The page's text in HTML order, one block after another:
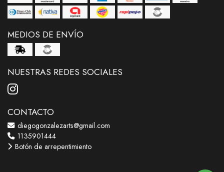
MEDIOS DE ENVÍO
NUESTRAS REDES SOCIALES
CONTACTO
diegogonzalezarts@gmail.com
1135901444
Botón de arrepentimiento